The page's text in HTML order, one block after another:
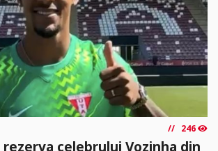
246
rezerva celebrului Vozinha din